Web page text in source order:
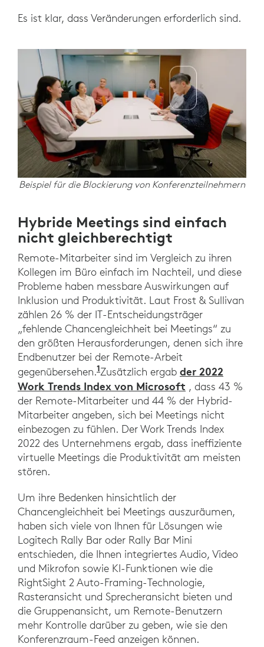
Es ist klar, dass Veränderungen erforderlich sind.
Beispiel für die Blockierung von Konferenzteilnehmern
Hybride Meetings sind einfach
nicht gleichberechtigt
Remote-Mitarbeiter sind im Vergleich zu ihren
Kollegen im Büro einfach im Nachteil, und diese
Probleme haben messbare Auswirkungen auf
Inklusion und Produktivität. Laut Frost & Sullivan
zählen 26 % der IT-Entscheidungsträger
„fehlende Chancengleichheit bei Meetings“ zu
den größten Herausforderungen, denen sich ihre
Endbenutzer bei der Remote-Arbeit
gegenübersehen.1Zusätzlich ergab der 2022
Work Trends Index von Microsoft , dass 43 %
der Remote-Mitarbeiter und 44 % der Hybrid-
Mitarbeiter angeben, sich bei Meetings nicht
einbezogen zu fühlen. Der Work Trends Index
2022 des Unternehmens ergab, dass ineffiziente
virtuelle Meetings die Produktivität am meisten
stören.
Um ihre Bedenken hinsichtlich der
Chancengleichheit bei Meetings auszuräumen,
haben sich viele von Ihnen für Lösungen wie
Logitech Rally Bar oder Rally Bar Mini
entschieden, die Ihnen integriertes Audio, Video
und Mikrofon sowie KI-Funktionen wie die
RightSight 2 Auto-Framing-Technologie,
Rasteransicht und Sprecheransicht bieten und
die Gruppenansicht, um Remote-Benutzern
mehr Kontrolle darüber zu geben, wie sie den
Konferenzraum-Feed anzeigen können.